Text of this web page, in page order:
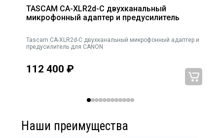
TASCAM CA-XLR2d-C двухканальный
микрофонный адаптер и предусилитель
Tascam CA-XLR2d-C двухканальный микрофонный адаптер и
предусилитель для CANON
112 400 ₽
Наши преимущества